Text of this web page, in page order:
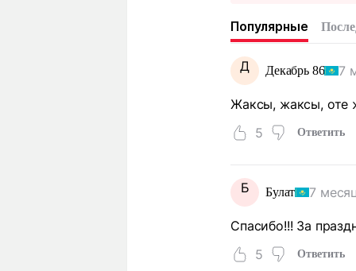
Популярные
Д Декабрь 86 7
Жаксы, жаксы, оте
5
Ответить
Б Булат 7
Спасибо!!! За
5
Ответить